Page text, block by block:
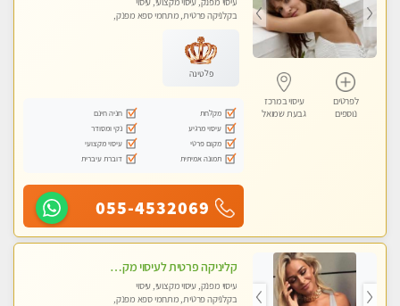
לפרטים
נוספים
עיסוי במרכז
גבעת שמואל
עיסוי מפנק, עיסוי מקצועי, עיסוי
בקלניקה פרטית, מתחמי ספא מפנק,
לנשים בלבד
פלטינה
מקלחת
חניה חינם
עיסוי מרגיע
נקי ומסודר
מקום פרטי
עיסוי מקצועי
תמונה אמיתית
דוברת עיברית
055-4532069
קליניקה פרטית לעיסוי מקצועי ואלטרנטיבי ברמה גבוהה VIP תתקשר ..... highly recommended..new in the city
עיסוי מפנק, עיסוי מקצועי, עיסוי
בקלניקה פרטית, מתחמי ספא מפנק,